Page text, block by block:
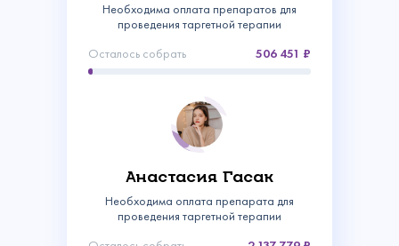
Необходима оплата препаратов для
проведения таргетной терапии
Осталось собрать
506 451
Анастасия Гасак
Необходима оплата препарата для
проведения таргетной терапии
Спасибо!
Создать аккаунт
Войти
Связаться с
нами
Сделать пожертвование